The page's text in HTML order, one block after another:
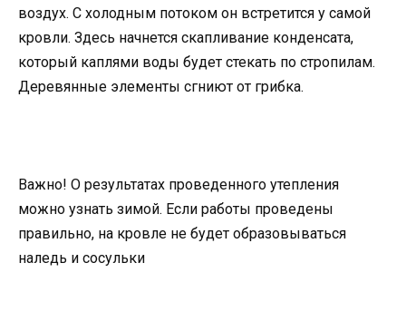
воздух. С холодным потоком он встретится у самой
кровли. Здесь начнется скапливание конденсата,
который каплями воды будет стекать по стропилам.
Деревянные элементы сгниют от грибка.
Важно! О результатах проведенного утепления
можно узнать зимой. Если работы проведены
правильно, на кровле не будет образовываться
наледь и сосульки